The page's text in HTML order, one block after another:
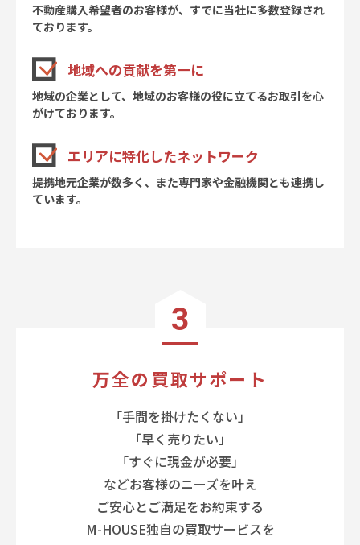
不動産購入希望者のお客様が、すでに当社に多数登録され
ております。
地域への貢献を第一に
地域の企業として、地域のお客様の役に立てるお取引を心
がけております。
エリアに特化したネットワーク
提携地元企業が数多く、また専門家や金融機関とも連携し
ています。
3
万全の買取サポート
「手間を掛けたくない」
「早く売りたい」
「すぐに現金が必要」
などお客様のニーズを叶え
ご安心とご満足をお約束する
M-HOUSE独自の買取サービスを